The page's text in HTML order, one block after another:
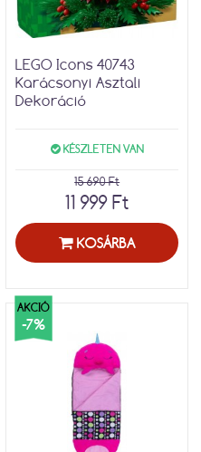
LEGO Icons 40743
Karácsonyi Asztali
Dekoráció
KÉSZLETEN VAN
15 690 Ft
11 999 Ft
KOSÁRBA
AKCIÓ
-7%